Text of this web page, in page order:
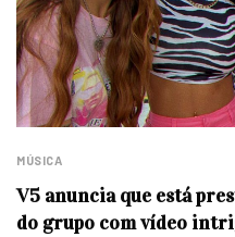
MÚSICA
V5 anuncia que está
do grupo com vídeo